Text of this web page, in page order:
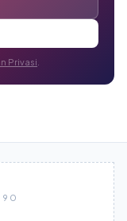
Privasi
90